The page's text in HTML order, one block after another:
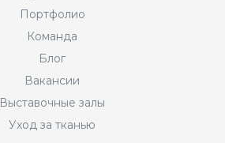
Портфолио
Команда
Блог
Вакансии
Выставочные залы
Уход за тканью